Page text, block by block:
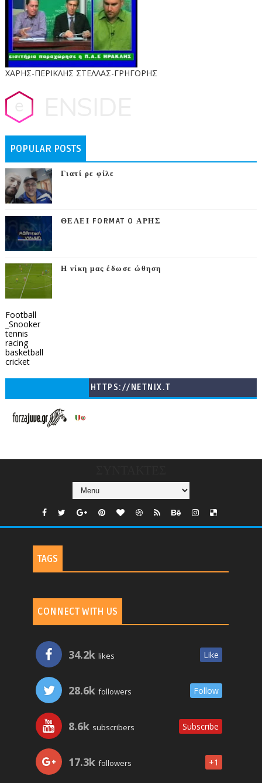
ΧΑΡΗΣ-ΠΕΡΙΚΛΗΣ ΣΤΕΛΛΑΣ-ΓΡΗΓΟΡΗΣ
POPULAR POSTS
Γιατί ρε φίλε
ΘΕΛΕΙ FORMAT O ΑΡΗΣ
Η νίκη μας έδωσε ώθηση
Football
_Snooker
tennis
racing
basketball
cricket
HTTPS://NETNIX.T
TAGS
CONNECT WITH US
34.2k likes Like
28.6k followers Follow
8.6k subscribers Subscribe
17.3k followers +1